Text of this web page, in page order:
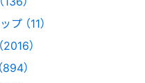
（11）
）
）